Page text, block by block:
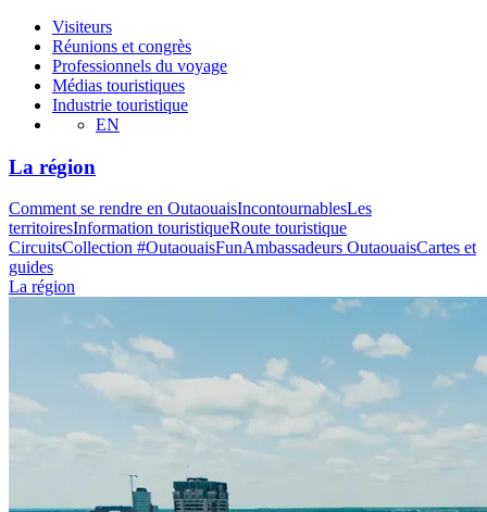
Visiteurs
Réunions et congrès
Professionnels du voyage
Médias touristiques
Industrie touristique
EN
La région
Comment se rendre en OutaouaisIncontournablesLes
territoiresInformation touristiqueRoute touristique
CircuitsCollection #OutaouaisFunAmbassadeurs OutaouaisCartes et
guides
La région